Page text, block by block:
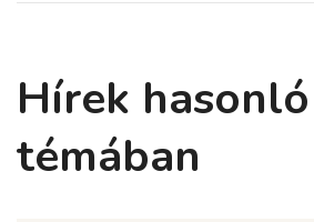
Hírek hasonló
témában